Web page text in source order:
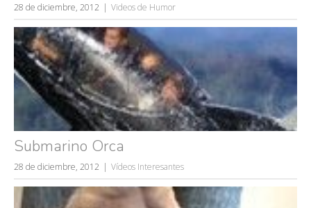
28 de diciembre, 2012 Videos de Humor
Submarino Orca
28 de diciembre, 2012 Vídeos Interesantes